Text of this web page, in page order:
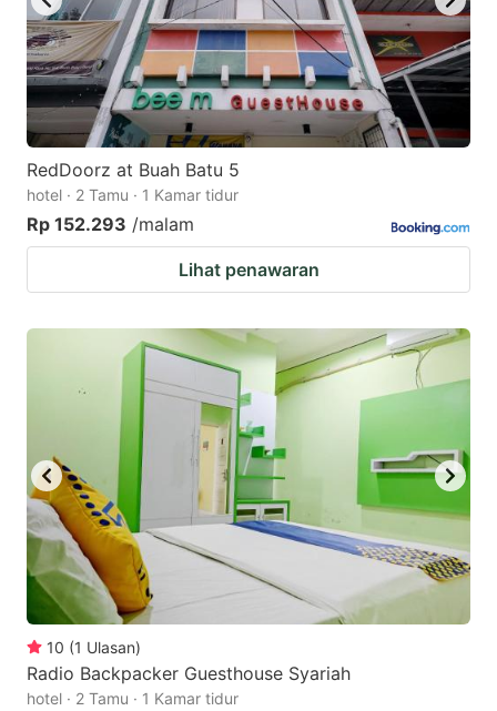
RedDoorz at Buah Batu 5
hotel · 2 Tamu · 1 Kamar tidur
Rp 152.293 /malam
Lihat penawaran
10 (1 Ulasan)
Radio Backpacker Guesthouse Syariah
hotel · 2 Tamu · 1 Kamar tidur